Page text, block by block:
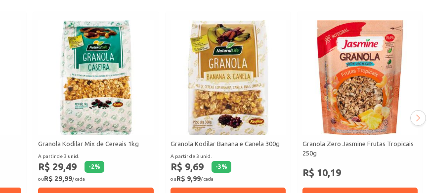
Granola Kodilar Mix de Cereais 1kg
A partir de 3 unid.
R$ 29,49 -2%
ouR$ 29,99/ cada
Granola Kodilar Banana e Canela 300g
A partir de 3 unid.
R$ 9,69 -3%
ouR$ 9,99/ cada
Granola Zero Jasmine Frutas Tropicais
250g
R$ 10,19